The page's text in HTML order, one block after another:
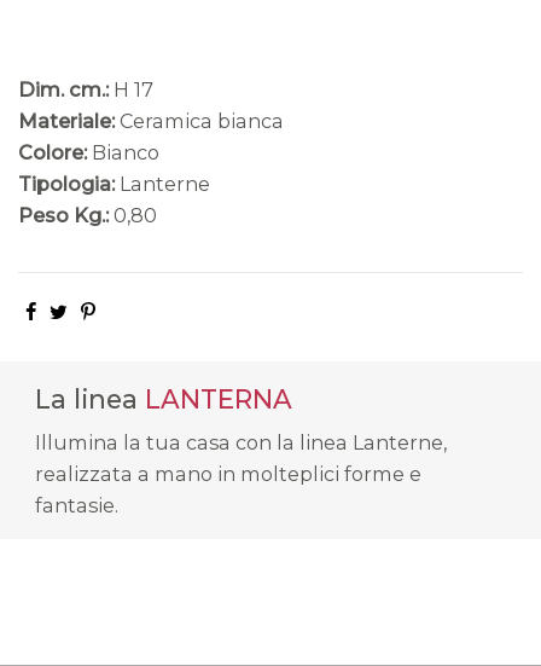
Dim. cm.: H 17
Materiale: Ceramica bianca
Colore: Bianco
Tipologia: Lanterne
Peso Kg.: 0,80
La linea LANTERNA
Illumina la tua casa con la linea Lanterne,
realizzata a mano in molteplici forme e
fantasie.